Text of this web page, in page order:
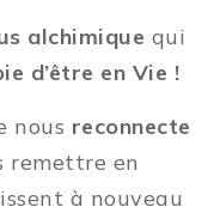
alchimique qui
d’être en Vie !
nous reconnecte
remettre en
à nouveau